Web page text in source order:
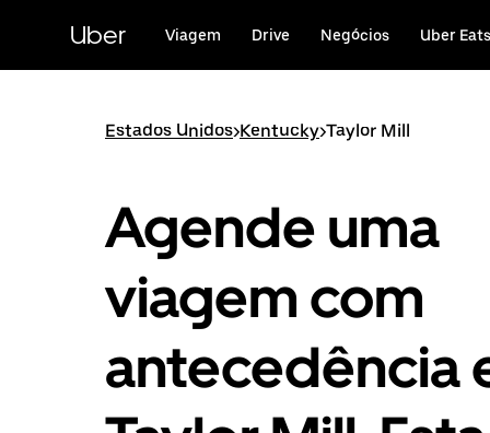
conteúdo
Uber Viagem Drive Negócios Uber Eats
Estados Unidos>Kentucky>Taylor Mill
Agende uma
viagem com
antecedência